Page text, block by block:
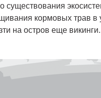
кормовых трав
на остров еще